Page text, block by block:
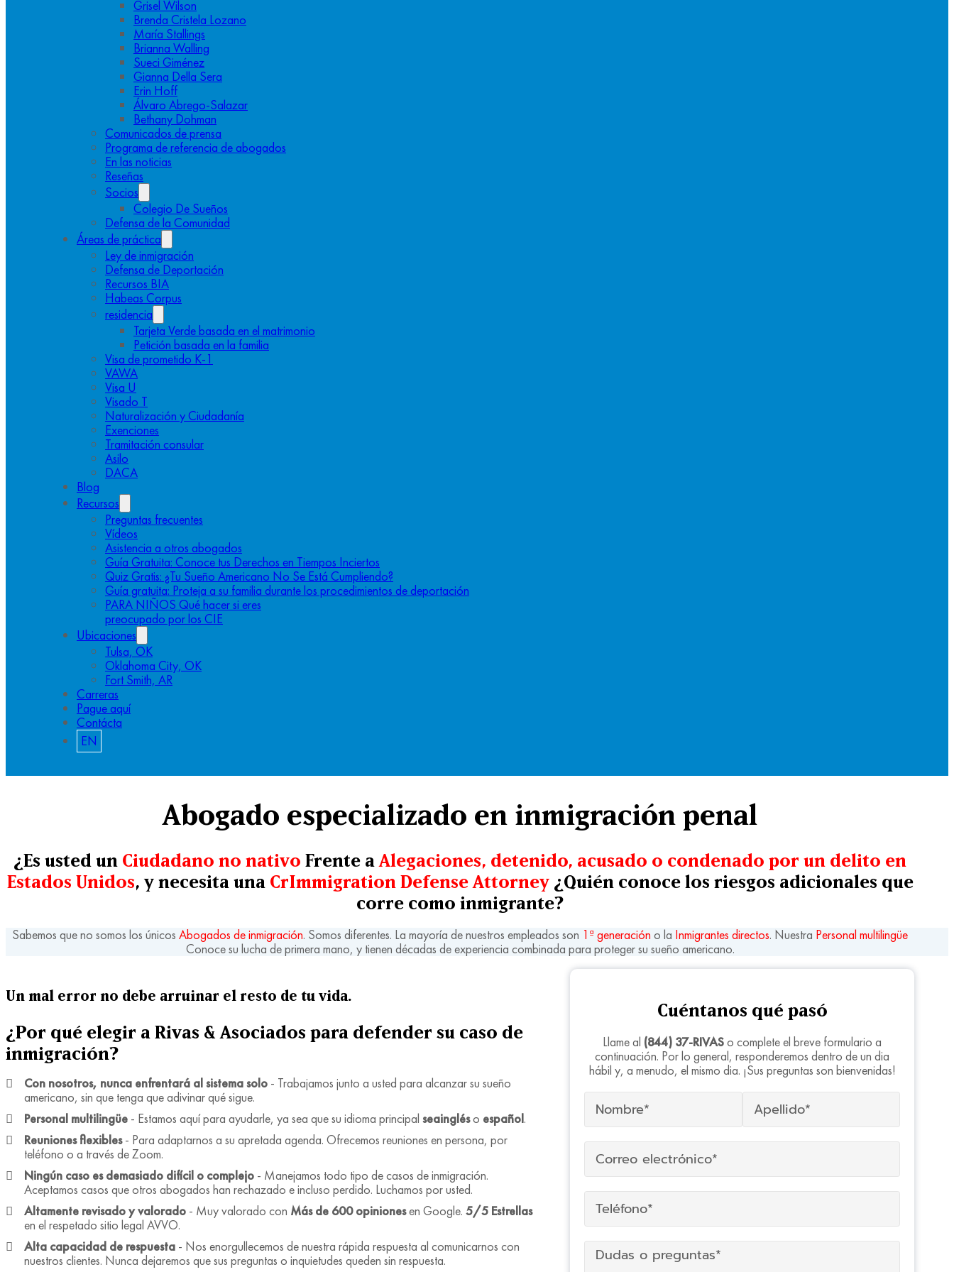
Grisel Wilson
Brenda Cristela Lozano
María Stallings
Brianna Walling
Sueci Giménez
Gianna Della Sera
Erin Hoff
Álvaro Abrego-Salazar
Bethany Dohman
Comunicados de prensa
Programa de referencia de abogados
En las noticias
Reseñas
Socios
Colegio De Sueños
Defensa de la Comunidad
Áreas de práctica
Ley de inmigración
Defensa de Deportación
Recursos BIA
Habeas Corpus
residencia
Tarjeta Verde basada en el matrimonio
Petición basada en la familia
Visa de prometido K-1
VAWA
Visa U
Visado T
Naturalización y Ciudadanía
Exenciones
Tramitación consular
Asilo
DACA
Blog
Recursos
Preguntas frecuentes
Vídeos
Asistencia a otros abogados
Guía Gratuita: Conoce tus Derechos en Tiempos Inciertos
Quiz Gratis: ¿Tu Sueño Americano No Se Está Cumpliendo?
Guía gratuita: Proteja a su familia durante los procedimientos de deportación
PARA NIÑOS Qué hacer si eres
preocupado por los CIE
Ubicaciones
Tulsa, OK
Oklahoma City, OK
Fort Smith, AR
Carreras
Pague aquí
Contácta
EN
Abogado especializado en inmigración penal
¿Es usted un Ciudadano no nativo Frente aAlegaciones, detenido, acusado o condenado por un delito en
Estados Unidos, y necesita una CrImmigration Defense Attorney¿Quién conoce los riesgos adicionales que
corre como inmigrante?
Sabemos que no somos los únicos Abogados de inmigración. Somos diferentes. La mayoría de nuestros empleados son 1ª generación o la Inmigrantes directos. Nuestra Personal multilingüe
Conoce su lucha de primera mano, y tienen décadas de experiencia combinada para proteger su sueño americano.
Un mal error no debe arruinar el resto de tu vida.
¿Por qué elegir a Rivas & Asociados para defender su caso de
inmigración?
Con nosotros, nunca enfrentará al sistema solo - Trabajamos junto a usted para alcanzar su sueño
americano, sin que tenga que adivinar qué sigue.
Personal multilingüe - Estamos aquí para ayudarle, ya sea que su idioma principal seaingléso español.
Reuniones flexibles- Para adaptarnos a su apretada agenda. Ofrecemos reuniones en persona, por
teléfono o a través de Zoom.
Ningún caso es demasiado difícil o complejo - Manejamos todo tipo de casos de inmigración.
Aceptamos casos que otros abogados han rechazado e incluso perdido. Luchamos por usted.
Altamente revisado y valorado - Muy valorado con Más de 600 opinionesen Google. 5/5 Estrellas
en el respetado sitio legal AVVO.
Alta capacidad de respuesta - Nos enorgullecemos de nuestra rápida respuesta al comunicarnos con
nuestros clientes. Nunca dejaremos que sus preguntas o inquietudes queden sin respuesta.
Cuéntanos qué pasó
Llame al (844) 37-RIVASo complete el breve formulario a
continuación. Por lo general, responderemos dentro de un dia
hábil y, a menudo, el mismo dia. ¡Sus preguntas son bienvenidas!